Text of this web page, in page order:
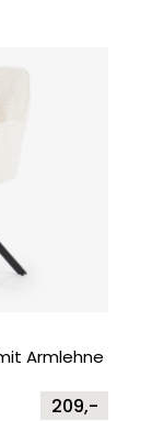
Armlehne
209,-